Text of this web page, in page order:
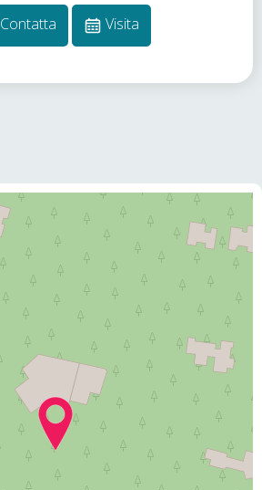
Contatta Visita